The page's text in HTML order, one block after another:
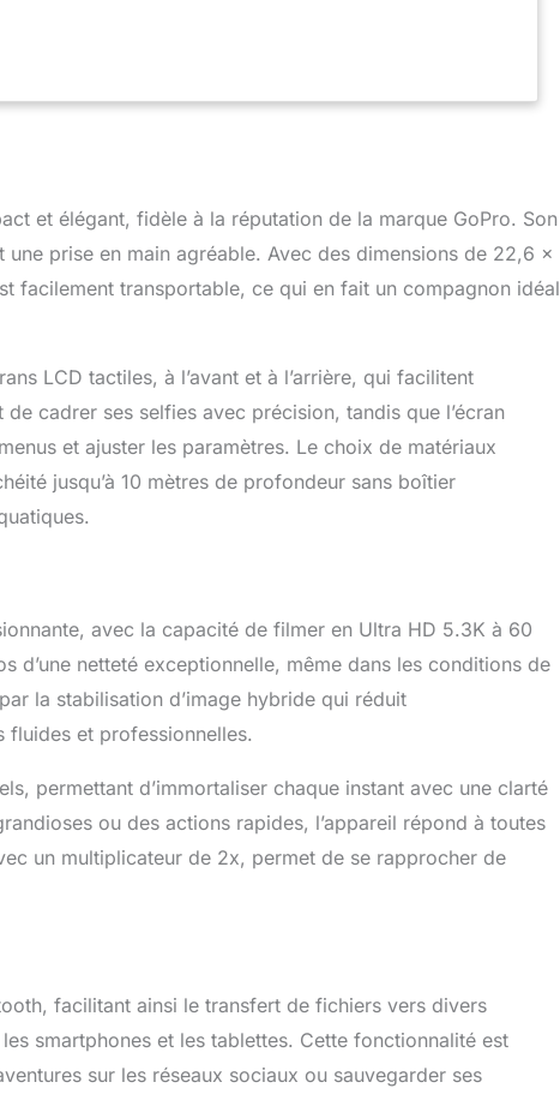
et élégant, fidèle à la réputation de la marque GoPro. Son
prise en main agréable. Avec des dimensions de 22,6 x
facilement transportable, ce qui en fait un compagnon idéal
LCD tactiles, à l’avant et à l’arrière, qui facilitent
cadrer ses selfies avec précision, tandis que l’écran
et ajuster les paramètres. Le choix de matériaux
jusqu’à 10 mètres de profondeur sans boîtier
avec la capacité de filmer en Ultra HD 5.3K à 60
d’une netteté exceptionnelle, même dans les conditions de
la stabilisation d’image hybride qui réduit
fluides et professionnelles.
permettant d’immortaliser chaque instant avec une clarté
ou des actions rapides, l’appareil répond à toutes
un multiplicateur de 2x, permet de se rapprocher de
facilitant ainsi le transfert de fichiers vers divers
smartphones et les tablettes. Cette fonctionnalité est
sur les réseaux sociaux ou sauvegarder ses